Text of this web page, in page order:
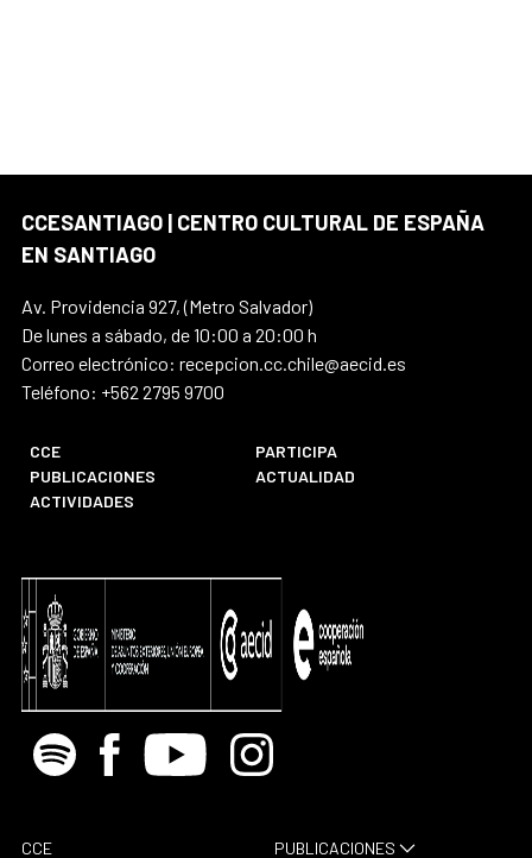
CCESANTIAGO | CENTRO CULTURAL DE ESPAÑA
EN SANTIAGO
Av. Providencia 927, (Metro Salvador)
De lunes a sábado, de 10:00 a 20:00 h
Correo electrónico: recepcion.cc.chile@aecid.es
Teléfono: +562 2795 9700
CCE
PARTICIPA
PUBLICACIONES
ACTUALIDAD
ACTIVIDADES
Spotify Facebook
Youtube Instagram
CCE
PUBLICACIONES